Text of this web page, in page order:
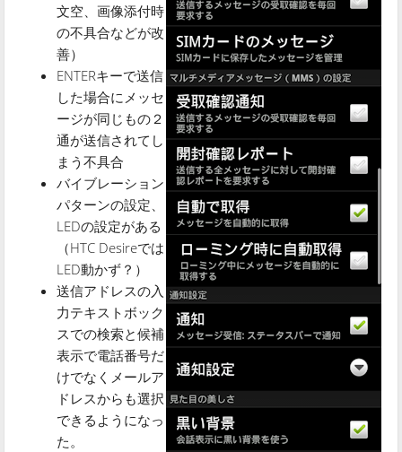
文空、画像添付時
の不具合などが改
善）
ENTERキーで送信
した場合にメッセ
ージが同じもの２
通が送信されてし
まう不具合
バイブレーション
パターンの設定、
LEDの設定がある
（HTC Desireでは
LED動かず？）
送信アドレスの入
力テキストボック
スでの検索と候補
表示で電話番号だ
けでなくメールア
ドレスからも選択
できるようになっ
た。